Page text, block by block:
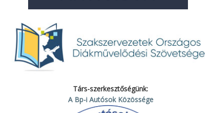
Társ-szerkesztőségünk:
A Bp-i Autósok Közössége